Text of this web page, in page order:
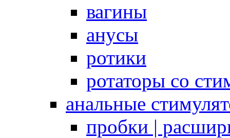
вагины
анусы
ротики
ротаторы со
анальные
пробки |